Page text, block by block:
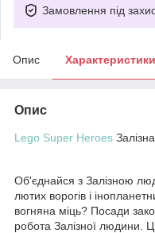
Замовлення під
Опис Характеристики
Опис
Lego Super Heroes
Об'єднайся з Залізною
лютих ворогів і
вогняна міць? Посади
робота Залізної людини.